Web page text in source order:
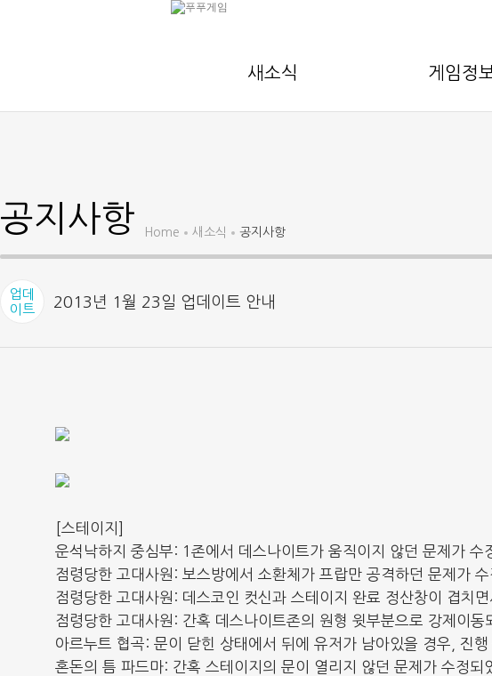
새소식 게임정
공지사항 Home 새소식 공지사항
업데
이트
2013년 1월 23일 업데이트 안내
[스테이지]
운석낙하지 중심부: 1존에서 데스나이트가 움직이지 않던 문제가 수
점령당한 고대사원: 보스방에서 소환체가 프랍만 공격하던 문제가 수
점령당한 고대사원: 데스코인 컷신과 스테이지 완료 정산창이 겹치
점령당한 고대사원: 간혹 데스나이트존의 원형 윗부분으로 강제이동
아르누트 협곡: 문이 닫힌 상태에서 뒤에 유저가 남아있을 경우, 진
혼돈의 틈 파드마: 간혹 스테이지의 문이 열리지 않던 문제가 수정되